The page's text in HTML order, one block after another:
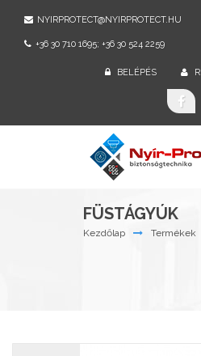
NYIRPROTECT@NYIRPROTECT.HU
+36 30 710 1695; +36 30 524 2259
BELÉPÉS
FÜSTÁGYÚK
Kezdőlap Termékek